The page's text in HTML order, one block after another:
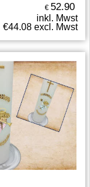
€ 52.90
inkl. Mwst
€44.08 excl. Mwst